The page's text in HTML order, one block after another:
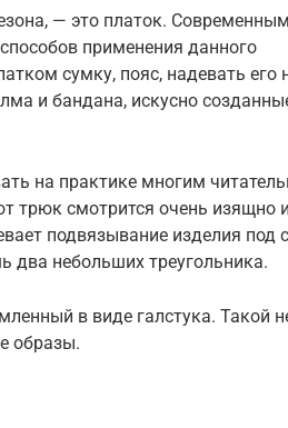
— это платок. Современным
применения данного
сумку, пояс, надевать его
и бандана, искусно
на практике многим
трюк смотрится очень изящно и
подвязывание изделия под
два небольших треугольника.
в виде галстука. Такой
образы.